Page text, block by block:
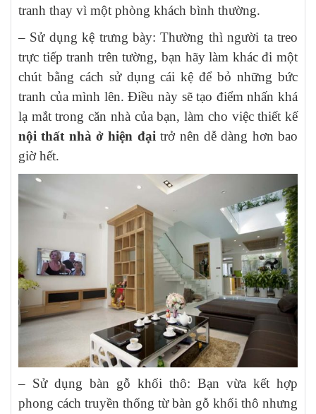
tranh thay vì một phòng khách bình thường.
– Sử dụng kệ trưng bày: Thường thì người ta treo
trực tiếp tranh trên tường, bạn hãy làm khác đi một
chút bằng cách sử dụng cái kệ để bỏ những bức
tranh của mình lên. Điều này sẽ tạo điểm nhấn khá
lạ mắt trong căn nhà của bạn, làm cho việc thiết kế
nội thất nhà ở hiện đạitrở nên dễ dàng hơn bao
giờ hết.
– Sử dụng bàn gỗ khối thô: Bạn vừa kết hợp
phong cách truyền thống từ bàn gỗ khối thô nhưng